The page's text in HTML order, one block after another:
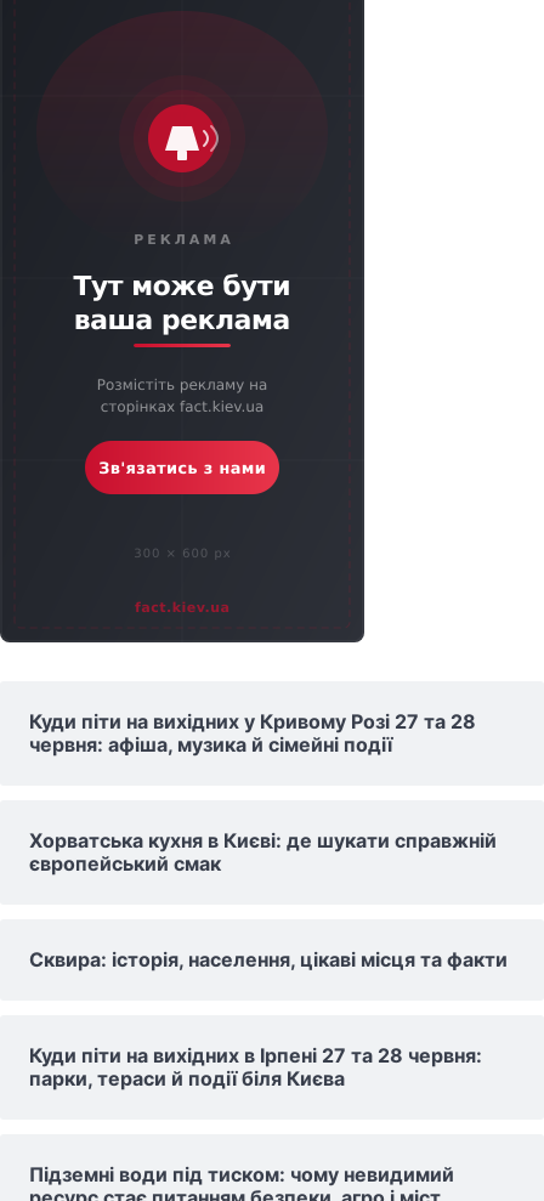
Куди піти на вихідних у Кривому Розі 27 та 28
червня: афіша, музика й сімейні події
Хорватська кухня в Києві: де шукати справжній
європейський смак
Сквира: історія, населення, цікаві місця та факти
Куди піти на вихідних в Ірпені 27 та 28 червня:
парки, тераси й події біля Києва
Підземні води під тиском: чому невидимий